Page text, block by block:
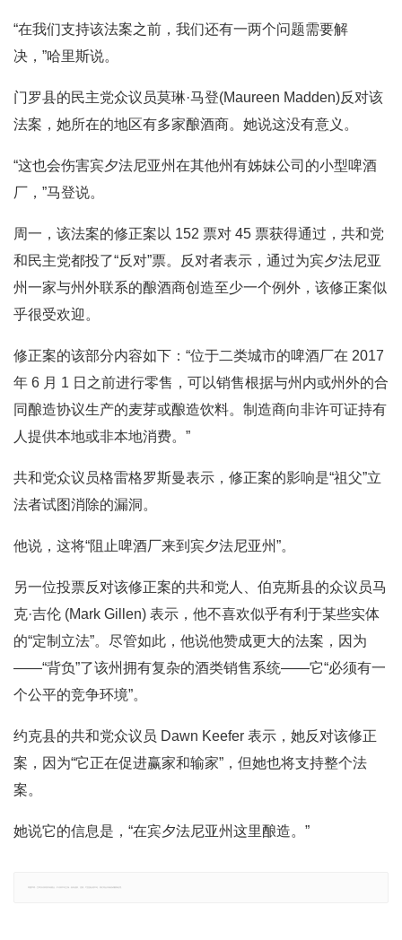
“在我们支持该法案之前，我们还有一两个问题需要解
决，”哈里斯说。
门罗县的民主党众议员莫琳·马登(Maureen Madden)反对该
法案，她所在的地区有多家酿酒商。她说这没有意义。
“这也会伤害宾夕法尼亚州在其他州有姊妹公司的小型啤酒
厂，”马登说。
周一，该法案的修正案以 152 票对 45 票获得通过，共和党
和民主党都投了“反对”票。反对者表示，通过为宾夕法尼亚
州一家与州外联系的酿酒商创造至少一个例外，该修正案似
乎很受欢迎。
修正案的该部分内容如下：“位于二类城市的啤酒厂在 2017
年 6 月 1 日之前进行零售，可以销售根据与州内或州外的合
同酿造协议生产的麦芽或酿造饮料。制造商向非许可证持有
人提供本地或非本地消费。”
共和党众议员格雷格罗斯曼表示，修正案的影响是“祖父”立
法者试图消除的漏洞。
他说，这将“阻止啤酒厂来到宾夕法尼亚州”。
另一位投票反对该修正案的共和党人、伯克斯县的众议员马
克·吉伦 (Mark Gillen) 表示，他不喜欢似乎有利于某些实体
的“定制立法”。尽管如此，他说他赞成更大的法案，因为
——“背负”了该州拥有复杂的酒类销售系统——它“必须有一
个公平的竞争环境”。
约克县的共和党众议员 Dawn Keefer 表示，她反对该修正
案，因为“它正在促进赢家和输家”，但她也将支持整个法
案。
她说它的信息是，“在宾夕法尼亚州这里酿造。”